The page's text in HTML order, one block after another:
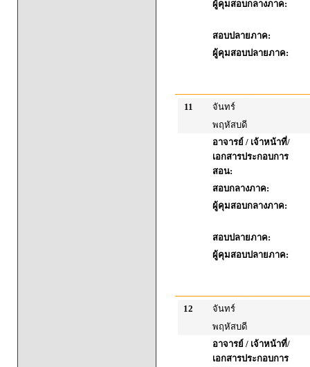
ผู้คุมสอบกลางภาค:
สอบปลายภาค:
ผู้คุมสอบปลายภาค:
11
จันทร์
พฤหัสบดี
อาจารย์ / เจ้าหน้าที่/
เอกสารประกอบการ
สอน:
สอบกลางภาค:
ผู้คุมสอบกลางภาค:
สอบปลายภาค:
ผู้คุมสอบปลายภาค:
12
จันทร์
พฤหัสบดี
อาจารย์ / เจ้าหน้าที่/
เอกสารประกอบการ